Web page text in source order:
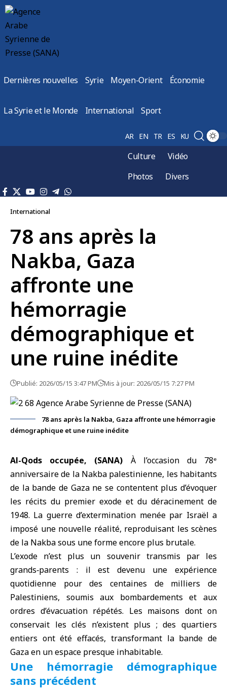
Dernières nouvelles Syrie Moyen-Orient Économie
La Syrie et le Monde International Sport
AR EN TR ES KU
Culture
Vidéo
Photos
Divers
International
78 ans après la
Nakba, Gaza
affronte une
hémorragie
démographique et
une ruine inédite
Publié: 2026/05/15 3:47 PM Mis à jour: 2026/05/15 7:27 PM
78 ans après la Nakba, Gaza affronte une hémorragie
démographique et une ruine inédite
Al-Qods occupée, (SANA) À l’occasion du 78ᵉ
anniversaire de la Nakba palestinienne, les habitants
de la bande de Gazane se contentent plus d’évoquer
les récits du premier exode et du déracinement de
1948. La guerre d’extermination menée par Israël a
imposé une nouvelle réalité, reproduisant les scènes
de la Nakba sous une forme encore plus brutale.
L’exode n’est plus un souvenir transmis par les
grands‑parents : il est devenu une expérience
quotidienne pour des centaines de milliers de
Palestiniens, soumis aux bombardements et aux
ordres d’évacuation répétés. Les maisons dont on
conservait les clés n’existent plus ; des quartiers
entiers ont été effacés, transformant la bande de
Gaza en un espace presque inhabitable.
Une hémorragie démographique
sans précédent